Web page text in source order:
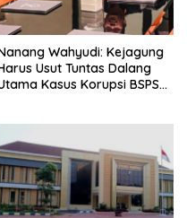
Wahyudi: Kejagung
Usut Tuntas Dalang
Kasus Korupsi BSPS